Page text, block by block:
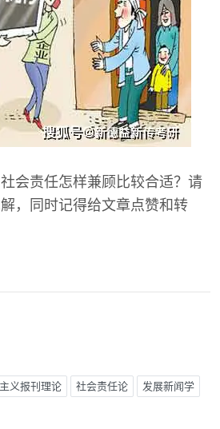
会责任怎样兼顾比较合适？请
，同时记得给文章点赞和转
义报刊理论 社会责任论 发展新闻学